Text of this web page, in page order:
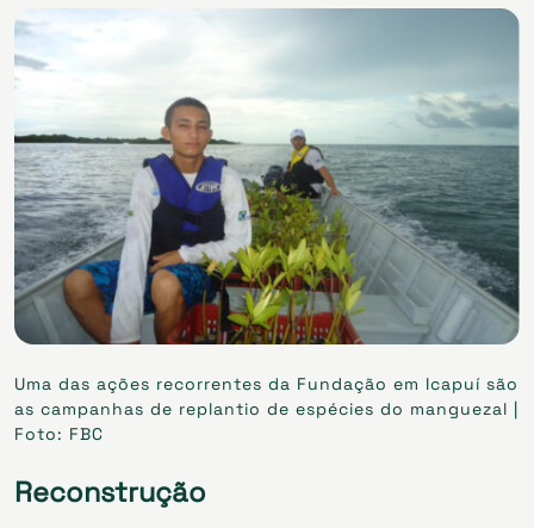
Uma das ações recorrentes da Fundação em Icapuí são
as campanhas de replantio de espécies do manguezal |
Foto: FBC
Reconstrução